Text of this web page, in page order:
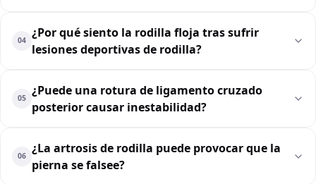
04
¿Por qué siento la rodilla floja tras sufrir
lesiones deportivas de rodilla?
05
¿Puede una rotura de ligamento cruzado
posterior causar inestabilidad?
06
¿La artrosis de rodilla puede provocar que la
pierna se falsee?